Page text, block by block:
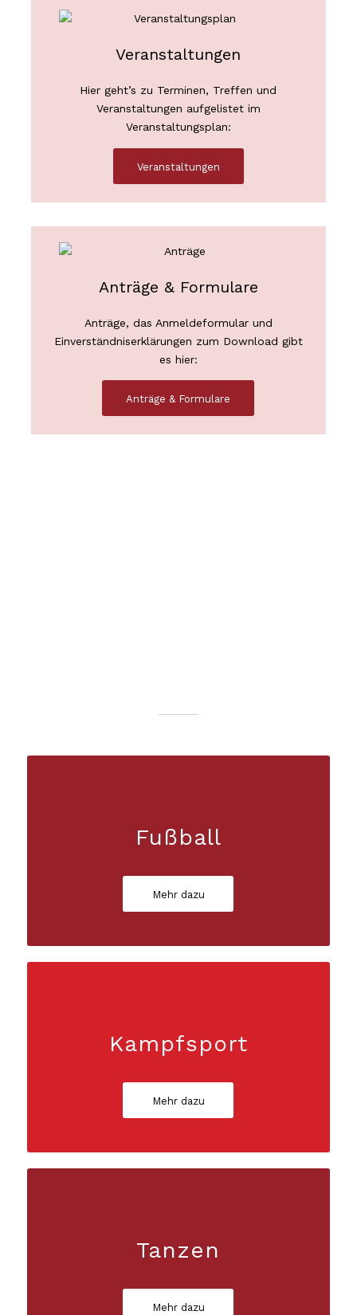
Veranstaltungen
Hier geht’s zu Terminen, Treffen und
Veranstaltungen aufgelistet im
Veranstaltungsplan:
Veranstaltungen
Anträge & Formulare
Anträge, das Anmeldeformular und
Einverständniserklärungen zum Download gibt
es hier:
Anträge & Formulare
Fußball
Mehr dazu
Kampfsport
Mehr dazu
Tanzen
Mehr dazu